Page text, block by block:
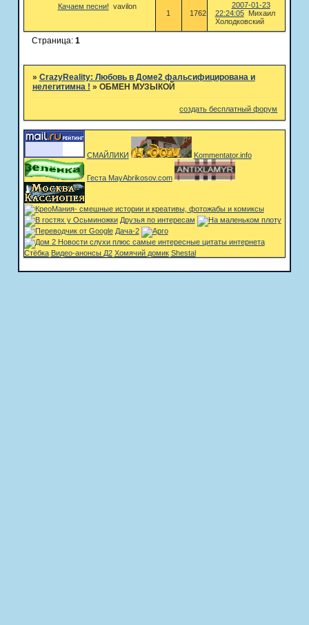
Качаем песни! vavilon
1
1762
2007-01-23
22:24:05
Михаил
Холодковский
Страница: 1
» CrazyReality: Любовь в Доме2 фальсифицирована и
нелегитимна ! » ОБМЕН МУЗЫКОЙ
создать бесплатный форум
СМАЙЛИКИ Kommentator.info
Геста MayAbrikosov.com
Друзья по интересам
Дача-2
Стёбка Видео-анонсы Д2 Хомячий домик Shestal